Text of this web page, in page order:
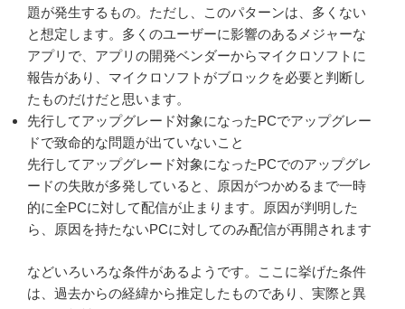
題が発生するもの。ただし、このパターンは、多くない
と想定します。多くのユーザーに影響のあるメジャーな
アプリで、アプリの開発ベンダーからマイクロソフトに
報告があり、マイクロソフトがブロックを必要と判断し
たものだけだと思います。
先行してアップグレード対象になったPCでアップグレー
ドで致命的な問題が出ていないこと
先行してアップグレード対象になったPCでのアップグレ
ードの失敗が多発していると、原因がつかめるまで一時
的に全PCに対して配信が止まります。原因が判明した
ら、原因を持たないPCに対してのみ配信が再開されます
などいろいろな条件があるようです。ここに挙げた条件
は、過去からの経緯から推定したものであり、実際と異